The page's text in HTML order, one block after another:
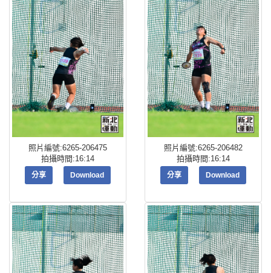
照片編號:6265-206475
拍攝時間:16:14
分享 Download
照片編號:6265-206482
拍攝時間:16:14
分享 Download